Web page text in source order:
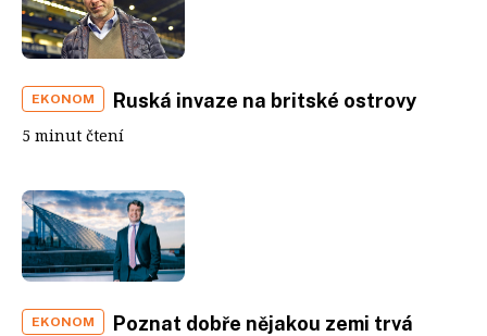
EKONOM Ruská invaze na britské ostrovy
5 minut čtení
EKONOM
Poznat dobře nějakou zemi trvá